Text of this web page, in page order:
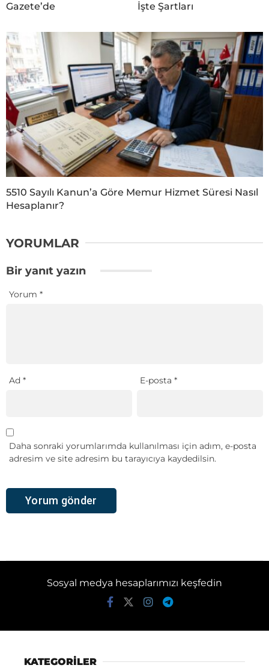
Gazete’de
İşte Şartları
5510 Sayılı Kanun’a Göre Memur Hizmet Süresi Nasıl
Hesaplanır?
YORUMLAR
Bir yanıt yazın
Yorum *
Ad * E-posta*
Daha sonraki yorumlarımda kullanılması için adım, e-posta
adresim ve site adresim bu tarayıcıya kaydedilsin.
Sosyal medya hesaplarımızı keşfedin
KATEGORİLER